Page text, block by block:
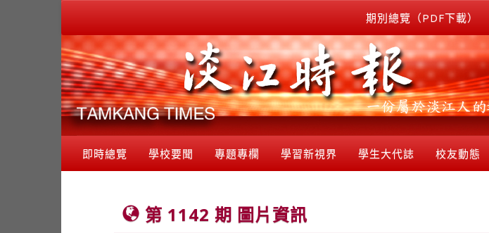
期別總覽（PDF下載）
即時總覽 學校要聞 專題專欄 學習新視界 學生大代誌 校友動態
第 1142 期 圖片資訊